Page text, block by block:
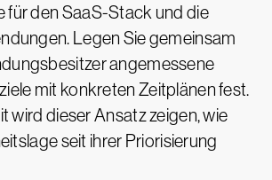
für den SaaS-Stack und die
Legen Sie gemeinsam
angemessene
mit konkreten Zeitplänen fest.
wird dieser Ansatz zeigen, wie
seit ihrer Priorisierung